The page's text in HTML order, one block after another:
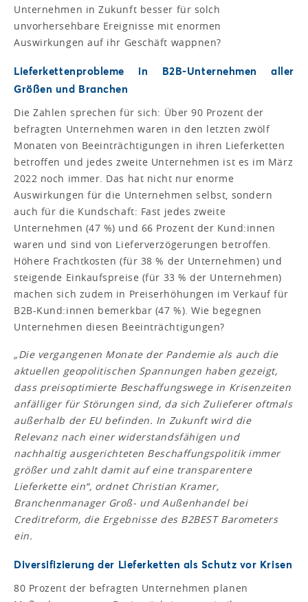
Unternehmen in Zukunft besser für solch
unvorhersehbare Ereignisse mit enormen
Auswirkungen auf ihr Geschäft wappnen?
Lieferkettenprobleme in B2B-Unternehmen aller
Größen und Branchen
Die Zahlen sprechen für sich: Über 90 Prozent der
befragten Unternehmen waren in den letzten zwölf
Monaten von Beeinträchtigungen in ihren Lieferketten
betroffen und jedes zweite Unternehmen ist es im März
2022 noch immer. Das hat nicht nur enorme
Auswirkungen für die Unternehmen selbst, sondern
auch für die Kundschaft: Fast jedes zweite
Unternehmen (47 %) und 66 Prozent der Kund:innen
waren und sind von Lieferverzögerungen betroffen.
Höhere Frachtkosten (für 38 % der Unternehmen) und
steigende Einkaufspreise (für 33 % der Unternehmen)
machen sich zudem in Preiserhöhungen im Verkauf für
B2B-Kund:innen bemerkbar (47 %). Wie begegnen
Unternehmen diesen Beeinträchtigungen?
„Die vergangenen Monate der Pandemie als auch die
aktuellen geopolitischen Spannungen haben gezeigt,
dass preisoptimierte Beschaffungswege in Krisenzeiten
anfälliger für Störungen sind, da sich Zulieferer oftmals
außerhalb der EU befinden. In Zukunft wird die
Relevanz nach einer widerstandsfähigen und
nachhaltig ausgerichteten Beschaffungspolitik immer
größer und zahlt damit auf eine transparentere
Lieferkette ein“, ordnet Christian Kramer,
Branchenmanager Groß- und Außenhandel bei
Creditreform, die Ergebnisse des B2BEST Barometers
ein.
Diversifizierung der Lieferketten als Schutz vor Krisen
80 Prozent der befragten Unternehmen planen